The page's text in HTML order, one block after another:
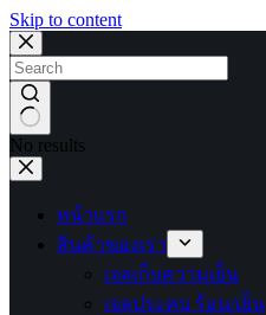
Skip to content
No results
หน้าแรก
สินค้าของเรา
เจลเก็บความเย็น
เจลประคบ ร้อน/เย็น